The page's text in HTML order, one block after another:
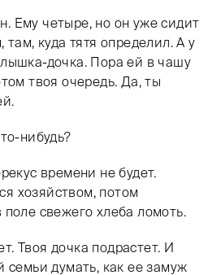
Ему четыре, но он уже сидит
там, куда тятя определил. А у
дочка. Пора ей в чашу
твоя очередь. Да, ты
нибудь?
времени не будет.
хозяйством, потом
поле свежего хлеба ломоть.
Твоя дочка подрастет. И
семьи думать, как ее замуж